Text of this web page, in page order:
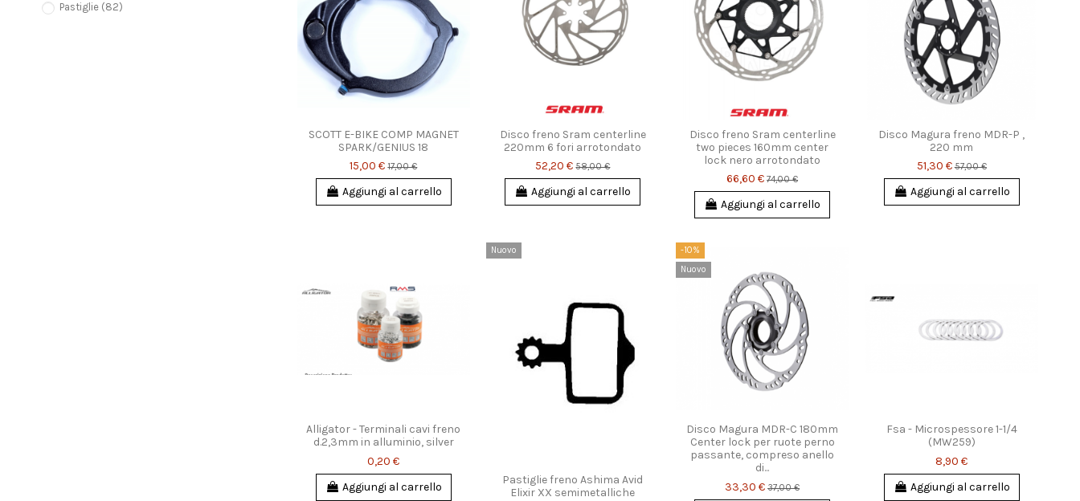
SCOTT E-BIKE COMP MAGNET
SPARK/GENIUS 18
15,00 € 17,00 €
Aggiungi al carrello
Disco freno Sram centerline
220mm 6 fori arrotondato
52,20 € 58,00 €
Aggiungi al carrello
Disco freno Sram centerline
two pieces 160mm center
lock nero arrotondato
66,60 € 74,00 €
Aggiungi al carrello
Disco Magura freno MDR-P ,
220 mm
51,30 € 57,00 €
Aggiungi al carrello
Alligator - Terminali cavi freno
d.2,3mm in alluminio, silver
0,20 €
Aggiungi al carrello
Nuovo
Pastiglie freno Ashima Avid
Elixir XX semimetalliche
-10%
Nuovo
Disco Magura MDR-C 180mm
Center lock per ruote perno
passante, compreso anello
di...
33,30 € 37,00 €
Fsa - Microspessore 1-1/4
(MW259)
8,90 €
Aggiungi al carrello
Pastiglie (82)